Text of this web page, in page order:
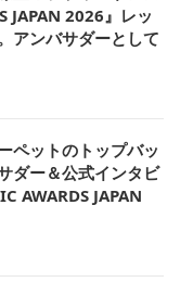
JAPAN 2026』レッ
アンバサダーとして
ペットのトップバッ
ダー＆公式インタビ
AWARDS JAPAN